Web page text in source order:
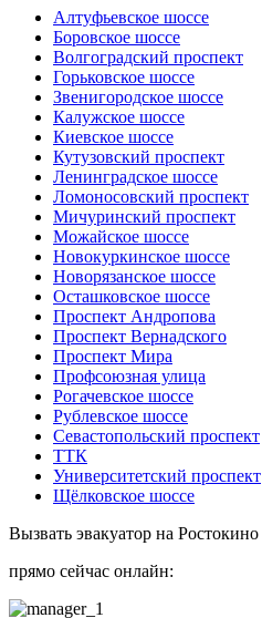
Алтуфьевское шоссе
Боровское шоссе
Волгоградский проспект
Горьковское шоссе
Звенигородское шоссе
Калужское шоссе
Киевское шоссе
Кутузовский проспект
Ленинградское шоссе
Ломоносовский проспект
Мичуринский проспект
Можайское шоссе
Новокуркинское шоссе
Новорязанское шоссе
Осташковское шоссе
Проспект Андропова
Проспект Вернадского
Проспект Мира
Профсоюзная улица
Рогачевское шоссе
Рублевское шоссе
Севастопольский проспект
ТТК
Университетский проспект
Щёлковское шоссе
Вызвать эвакуатор на Ростокино
прямо сейчас онлайн: